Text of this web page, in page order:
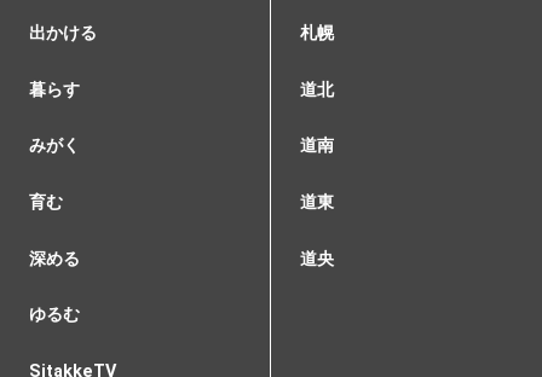
出かける
暮らす
みがく
育む
深める
ゆるむ
SitakkeTV
札幌
道北
道南
道東
道央